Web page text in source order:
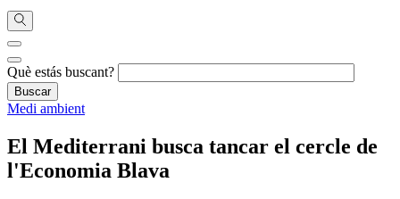
Què estás buscant?
Medi ambient
El Mediterrani busca tancar el cercle de
l'Economia Blava